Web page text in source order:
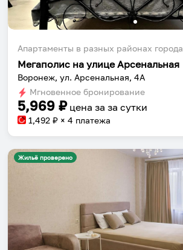
Апартаменты в разных районах города
Мегаполис на улице Арсенальная
Воронеж, ул. Арсенальная, 4А
Мгновенное бронирование
5,969 ₽ цена за за сутки
1,492 ₽ × 4 платежа
Жильё проверено